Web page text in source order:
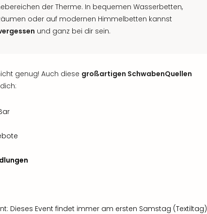
der Therme. In bequemen Wasserbetten,
oder auf modernen Himmelbetten kannst
und ganz bei dir sein.
genug! Auch diese großartigen SchwabenQuellen
Dieses Event findet immer am ersten Samstag (Textiltag)